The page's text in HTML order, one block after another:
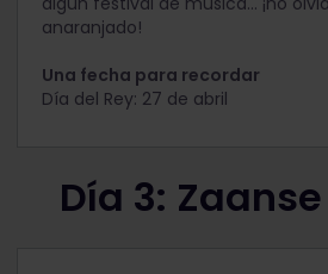
anaranjado!
Una fecha para recordar
Día del Rey: 27 de abril
Día 3: